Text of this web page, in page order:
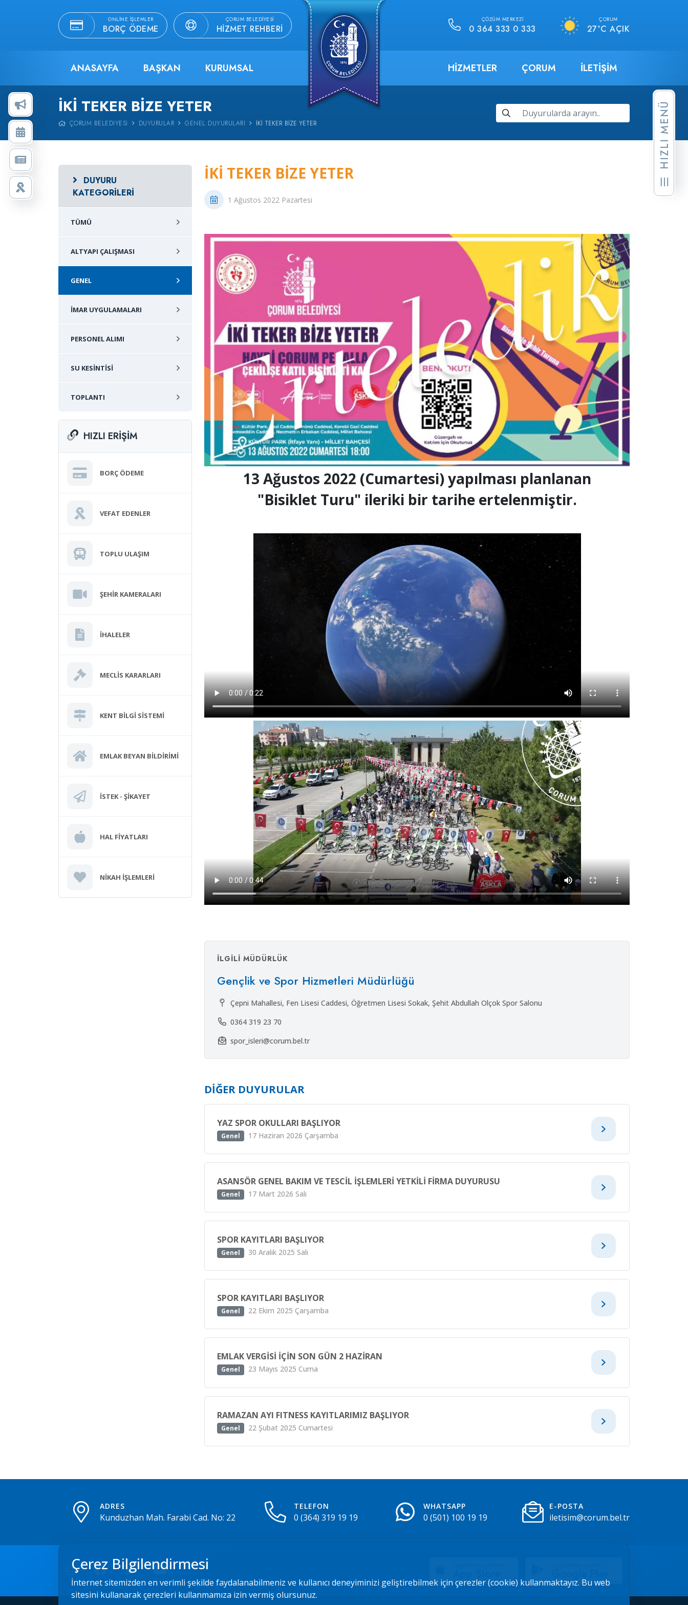
ONLINE İŞLEMLER
BORÇ ÖDEME
ÇORUM BELEDIYESI
HIZMET REHBERI
ÇÖZÜM MERKEZI
0 364 333 0 333
ÇORUM
27°C AÇIK
ANASAYFA BAŞKAN KURUMSAL HIZMETLER ÇORUM İLETIŞIM
İKI TEKER BIZE YETER
ÇORUM BELEDIYESI DUYURULAR GENEL DUYURULARI İKI TEKER BIZE YETER
DUYURU
KATEGORILERI
TÜMÜ
ALTYAPI ÇALIŞMASI
GENEL
İMAR UYGULAMALARI
PERSONEL ALIMI
SU KESINTISI
TOPLANTI
HIZLI ERIŞIM
BORÇ ÖDEME
VEFAT EDENLER
TOPLU ULAŞIM
ŞEHIR KAMERALARI
İHALELER
MECLIS KARARLARI
KENT BILGI SISTEMI
EMLAK BEYAN BILDIRIMI
İSTEK - ŞIKAYET
HAL FIYATLARI
NIKAH İŞLEMLERI
İKI TEKER BIZE YETER
1 Ağustos 2022 Pazartesi
13 Ağustos 2022 (Cumartesi)yapılması planlanan
"Bisiklet Turu" ileriki bir tarihe ertelenmiştir.
İLGILI MÜDÜRLÜK
Gençlik ve Spor Hizmetleri Müdürlüğü
Çepni Mahallesi, Fen Lisesi Caddesi, Öğretmen Lisesi Sokak, Şehit Abdullah Olçok Spor Salonu
0364 319 23 70
spor_isleri@corum.bel.tr
DIĞER DUYURULAR
YAZ SPOR OKULLARI BAŞLIYOR
Genel 17 Haziran 2026 Çarşamba
ASANSÖR GENEL BAKIM VE TESCİL İŞLEMLERİ YETKİLİ FİRMA DUYURUSU
Genel 17 Mart 2026 Salı
SPOR KAYITLARI BAŞLIYOR
Genel 30 Aralık 2025 Salı
SPOR KAYITLARI BAŞLIYOR
Genel 22 Ekim 2025 Çarşamba
EMLAK VERGISI IÇIN SON GÜN 2 HAZIRAN
Genel 23 Mayıs 2025 Cuma
RAMAZAN AYI FITNESS KAYITLARIMIZ BAŞLIYOR
Genel 22 Şubat 2025 Cumartesi
ADRES
Kunduzhan Mah. Farabi Cad. No: 22
TELEFON
0 (364) 319 19 19
WHATSAPP
0 (501) 100 19 19
E-POSTA
iletisim@corum.bel.tr
HIZLI MENÜ
Çerez Bilgilendirmesi
İnternet sitemizden en verimli şekilde faydalanabilmeniz ve kullanıcı deneyiminizi geliştirebilmek için çerezler (cookie) kullanmaktayız. Bu web
sitesini kullanarak çerezleri kullanmamıza izin vermiş olursunuz.